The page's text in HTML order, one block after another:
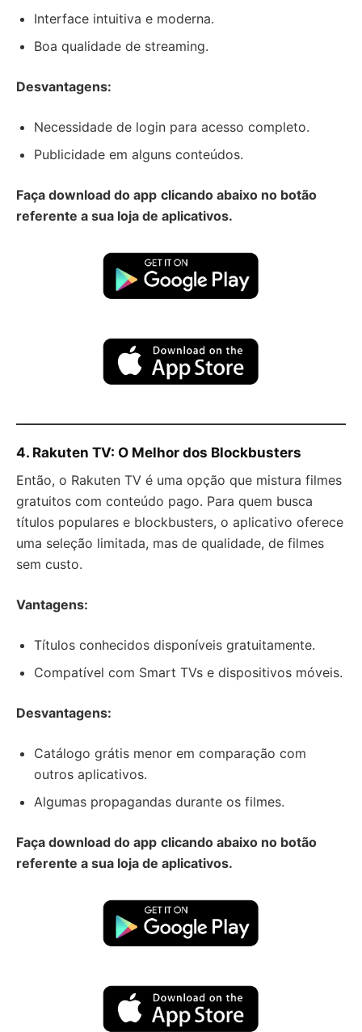
Interface intuitiva e moderna.
Boa qualidade de streaming.
Desvantagens:
Necessidade de login para acesso completo.
Publicidade em alguns conteúdos.
Faça download do app clicando abaixo no botão
referente a sua loja de aplicativos.
4. Rakuten TV: O Melhor dos Blockbusters
Então, o Rakuten TV é uma opção que mistura filmes
gratuitos com conteúdo pago. Para quem busca
títulos populares e blockbusters, o aplicativo oferece
uma seleção limitada, mas de qualidade, de filmes
sem custo.
Vantagens:
Títulos conhecidos disponíveis gratuitamente.
Compatível com Smart TVs e dispositivos móveis.
Desvantagens:
Catálogo grátis menor em comparação com
outros aplicativos.
Algumas propagandas durante os filmes.
Faça download do app clicando abaixo no botão
referente a sua loja de aplicativos.